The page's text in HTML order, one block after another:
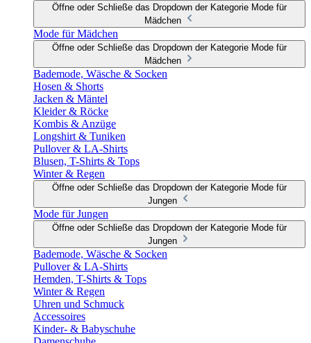
Öffne oder Schließe das Dropdown der Kategorie Mode für
Mädchen
Mode für Mädchen
Öffne oder Schließe das Dropdown der Kategorie Mode für
Mädchen
Bademode, Wäsche & Socken
Hosen & Shorts
Jacken & Mäntel
Kleider & Röcke
Kombis & Anzüge
Longshirt & Tuniken
Pullover & LA-Shirts
Blusen, T-Shirts & Tops
Winter & Regen
Öffne oder Schließe das Dropdown der Kategorie Mode für
Jungen
Mode für Jungen
Öffne oder Schließe das Dropdown der Kategorie Mode für
Jungen
Bademode, Wäsche & Socken
Pullover & LA-Shirts
Hemden, T-Shirts & Tops
Winter & Regen
Uhren und Schmuck
Accessoires
Kinder- & Babyschuhe